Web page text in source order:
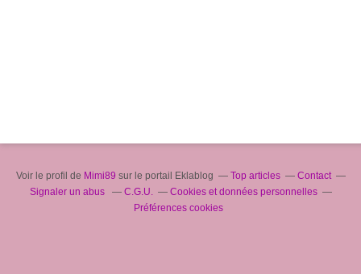
Voir le profil de Mimi89 sur le portail Eklablog Top articles
Contact
Signaler un abus
C.G.U.
Cookies et données personnelles
Préférences cookies